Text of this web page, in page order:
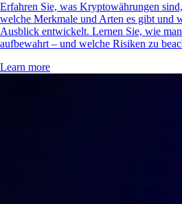
Erfahren Sie, was Kryptowährungen
welche Merkmale und Arten es gibt und
Ausblick entwickelt. Lernen Sie, wie
aufbewahrt – und welche Risiken zu
Learn more